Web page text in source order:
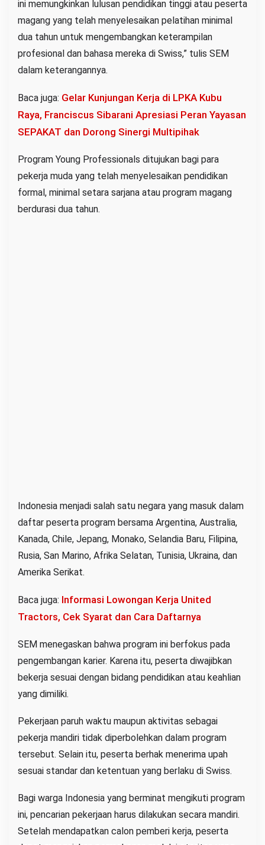
ini memungkinkan lulusan pendidikan tinggi atau peserta
magang yang telah menyelesaikan pelatihan minimal
dua tahun untuk mengembangkan keterampilan
profesional dan bahasa mereka di Swiss,” tulis SEM
dalam keterangannya.
Baca juga: Gelar Kunjungan Kerja di LPKA Kubu
Raya, Franciscus Sibarani Apresiasi Peran Yayasan
SEPAKAT dan Dorong Sinergi Multipihak
Program Young Professionals ditujukan bagi para
pekerja muda yang telah menyelesaikan pendidikan
formal, minimal setara sarjana atau program magang
berdurasi dua tahun.
Indonesia menjadi salah satu negara yang masuk dalam
daftar peserta program bersama Argentina, Australia,
Kanada, Chile, Jepang, Monako, Selandia Baru, Filipina,
Rusia, San Marino, Afrika Selatan, Tunisia, Ukraina, dan
Amerika Serikat.
Baca juga: Informasi Lowongan Kerja United
Tractors, Cek Syarat dan Cara Daftarnya
SEM menegaskan bahwa program ini berfokus pada
pengembangan karier. Karena itu, peserta diwajibkan
bekerja sesuai dengan bidang pendidikan atau keahlian
yang dimiliki.
Pekerjaan paruh waktu maupun aktivitas sebagai
pekerja mandiri tidak diperbolehkan dalam program
tersebut. Selain itu, peserta berhak menerima upah
sesuai standar dan ketentuan yang berlaku di Swiss.
Bagi warga Indonesia yang berminat mengikuti program
ini, pencarian pekerjaan harus dilakukan secara mandiri.
Setelah mendapatkan calon pemberi kerja, peserta